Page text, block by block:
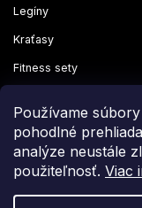
Používame
pohodlné
analýze neustále
použiteľnosť. Viac
Legíny
Kraťasy
Fitness sety